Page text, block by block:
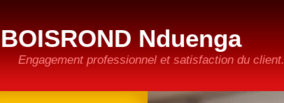
BOISROND Nduenga
Engagement professionnel et satisfaction du client.